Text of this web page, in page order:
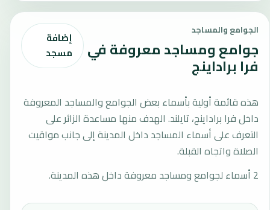
الجوامع والمساجد
جوامع ومساجد معروفة في
فرا براداينج
إضافة
مسجد
هذه قائمة أولية بأسماء بعض الجوامع والمساجد المعروفة
داخل فرا براداينج، تايلند. الهدف منها مساعدة الزائر على
التعرف على أسماء المساجد داخل المدينة إلى جانب مواقيت
الصلاة واتجاه القبلة.
2 أسماء لجوامع ومساجد معروفة داخل هذه المدينة.